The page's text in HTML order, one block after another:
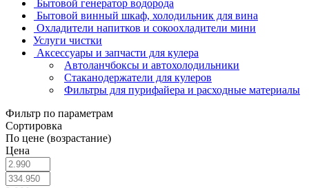
Бытовой генератор водорода
Бытовой винный шкаф, холодильник для вина
Охладители напитков и сокоохладители мини
Услуги чистки
Аксессуары и запчасти для кулера
Автоланчбоксы и автохолодильники
Стаканодержатели для кулеров
Фильтры для пурифайера и расходные материалы
Фильтр по параметрам
Сортировка
По цене (возрастание)
Цена